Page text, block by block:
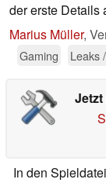
der erste Details
Marius Müller,
Gaming Leaks
In den